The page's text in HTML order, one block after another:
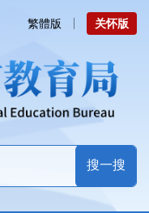
繁體版 关怀版